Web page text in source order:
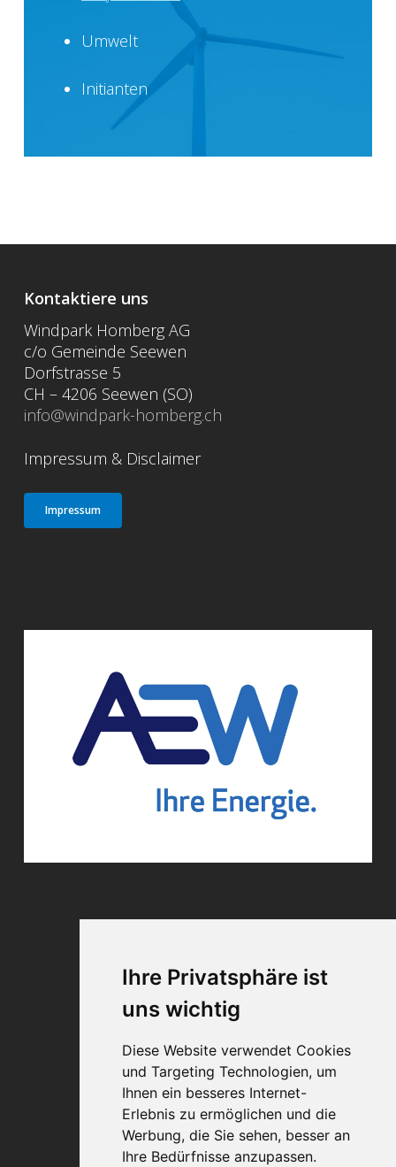
Ihre Privatsphäre ist
uns wichtig
Diese Website verwendet Cookies
und Targeting Technologien, um
Ihnen ein besseres Internet-
Erlebnis zu ermöglichen und die
Werbung, die Sie sehen, besser an
Ihre Bedürfnisse anzupassen.
Umwelt
Initianten
Kontaktiere uns
Windpark Homberg AG
c/o Gemeinde Seewen
Dorfstrasse 5
CH – 4206 Seewen (SO)
info@windpark-homberg.ch
Impressum & Disclaimer
Impressum